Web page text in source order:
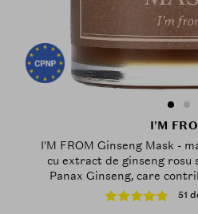
I'M
I'M FROM Ginseng Mask -
cu extract de ginseng rosu
Panax Ginseng, care
celulelor moarte ale pielii
metinerea echilibrului ideal
51